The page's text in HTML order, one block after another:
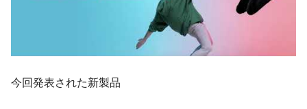
今回発表された新製品